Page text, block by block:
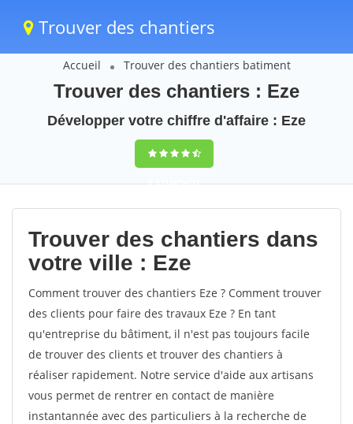
Trouver des chantiers
Accueil Trouver des chantiers batiment
Trouver des chantiers : Eze
Développer votre chiffre d'affaire : Eze
9,5(100%)57
votes
Trouver des chantiers dans
votre ville : Eze
Comment trouver des chantiers Eze ? Comment trouver
des clients pour faire des travaux Eze ? En tant
qu'entreprise du bâtiment, il n'est pas toujours facile
de trouver des clients et trouver des chantiers à
réaliser rapidement. Notre service d'aide aux artisans
vous permet de rentrer en contact de manière
instantannée avec des particuliers à la recherche de